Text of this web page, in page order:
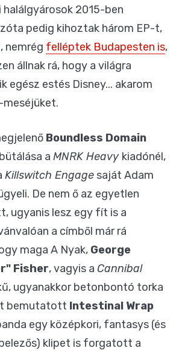
2015-ben
pedig kihoztak három EP-t,
nemrég felléptek Budapesten is,
állnak rá, hogy a világra
egész estés Disney... akarom
Boundless Domain
a MNRK Heavy kiadónél,
Killswitch Engage saját Adam
De nem ő az egyetlen
ugyanis lesz egy fít is a
a címből már rá
maga A Nyak, George
Fisher, vagyis a Cannibal
ugyanakkor betonbontó torka
bemutatott Intestinal Wrap
egy középkori, fantasys (és
klipet is forgatott a